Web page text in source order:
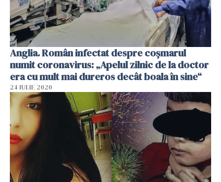
Anglia. Român infectat despre coșmarul
numit coronavirus: „Apelul zilnic de la doctor
era cu mult mai dureros decât boala în sine“
24 IULIE 2020